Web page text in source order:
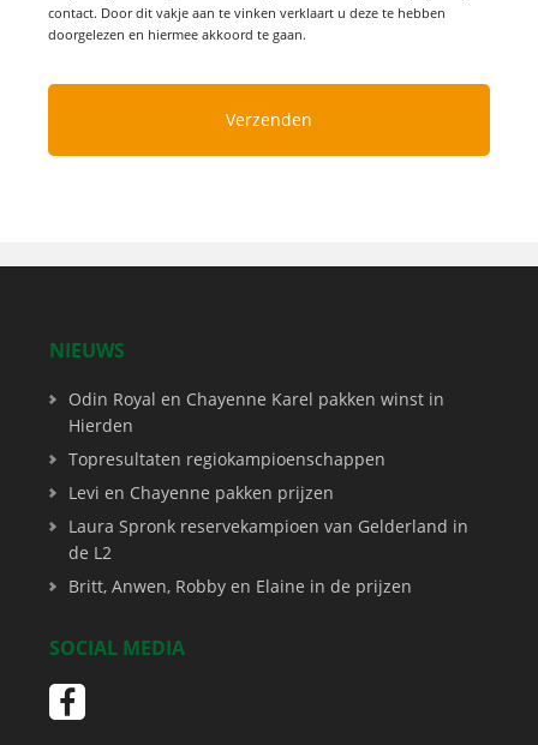
contact. Door dit vakje aan te vinken verklaart u deze te hebben
doorgelezen en hiermee akkoord te gaan.
NIEUWS
Odin Royal en Chayenne Karel pakken winst in
Hierden
Topresultaten regiokampioenschappen
Levi en Chayenne pakken prijzen
Laura Spronk reservekampioen van Gelderland in
de L2
Britt, Anwen, Robby en Elaine in de prijzen
SOCIAL MEDIA